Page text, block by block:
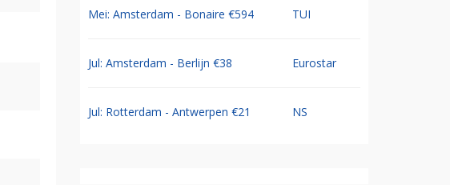
Mei: Amsterdam - Bonaire €594 TUI
Jul: Amsterdam - Berlijn €38 Eurostar
Jul: Rotterdam - Antwerpen €21 NS